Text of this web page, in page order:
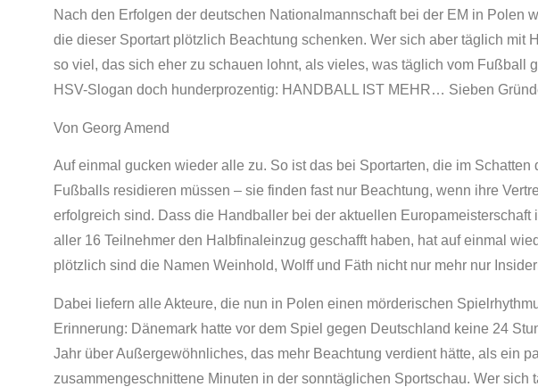
Nach den Erfolgen der deutschen Nationalmannschaft bei der EM in Polen
die dieser Sportart plötzlich Beachtung schenken. Wer sich aber täglich mit
so viel, das sich eher zu schauen lohnt, als vieles, was täglich vom Fußball
HSV-Slogan doch hunderprozentig: HANDBALL IST MEHR… Sieben
Von Georg Amend
Auf einmal gucken wieder alle zu. So ist das bei Sportarten, die im Schatten
Fußballs residieren müssen – sie finden fast nur Beachtung, wenn ihre
erfolgreich sind. Dass die Handballer bei der aktuellen Europameisterschaft
aller 16 Teilnehmer den Halbfinaleinzug geschafft haben, hat auf einmal
plötzlich sind die Namen Weinhold, Wolff und Fäth nicht nur mehr nur
Dabei liefern alle Akteure, die nun in Polen einen mörderischen
Erinnerung: Dänemark hatte vor dem Spiel gegen Deutschland keine 24
Jahr über Außergewöhnliches, das mehr Beachtung verdient hätte, als ein
zusammengeschnittene Minuten in der sonntäglichen Sportschau. Wer sich